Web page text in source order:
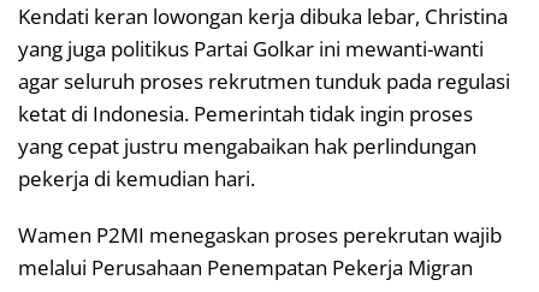
Kendati keran lowongan kerja dibuka lebar, Christina
yang juga politikus Partai Golkar ini mewanti-wanti
agar seluruh proses rekrutmen tunduk pada regulasi
ketat di Indonesia. Pemerintah tidak ingin proses
yang cepat justru mengabaikan hak perlindungan
pekerja di kemudian hari.
Wamen P2MI menegaskan proses perekrutan wajib
melalui Perusahaan Penempatan Pekerja Migran